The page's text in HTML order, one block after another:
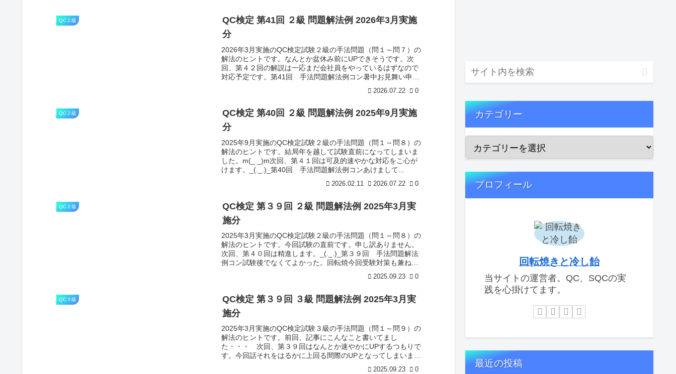
QC２級
QC検定 第41回 ２級 問題解法例 2026年3月実施
分
2026年3月実施のQC検定試験２級の手法問題（問１～問７）の
解法のヒントです。なんとか盆休み前にUPできそうです。次
回、第４２回の解説は一応まだ会社員をやっているはずなので
対応予定です。第41回 手法問題解法例コン暑中お見舞い申し
2026.07.22 0
QC２級
QC検定 第40回 ２級 問題解法例 2025年9月実施
分
2025年9月実施のQC検定試験２級の手法問題（問１～問８）の
解法のヒントです。結局年を越して試験直前になってしまいま
した。m(_ _)m次回、第４１回は可及的速やかな対応をこ心が
けます。_(._.)_第40回 手法問題解法例コンあけまして...
2026.02.11 2026.07.22 0
QC２級
QC検定 第３９回 ２級 問題解法例 2025年3月実
施分
2025年3月実施のQC検定試験２級の手法問題（問１～問８）の
解法のヒントです。今回試験の直前です。申し訳ありません。
次回、第４０回は精進します。_(._.)_第３９回 手法問題解法
例コン試験後でなくてよかった。回転焼今回受験対策も兼ねて
2025.09.23 0
QC３級
QC検定 第３９回 ３級 問題解法例 2025年3月実
施分
2025年3月実施のQC検定試験３級の手法問題（問１～問９）の
解法のヒントです。前回、記事にこんなこと書いてまし
た・・・ 次回、第３９回はなんとか速やかにUPするつもりで
す。今回話それをはるかに上回る間際のUPとなってしまいまし
2025.09.23 0
カテゴリー
プロフィール
回転焼きと冷し飴
当サイトの運営者。QC、SQCの実
践を心掛けてます。
最近の投稿